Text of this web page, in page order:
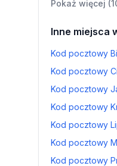
Pokaż więcej
Inne miejsca
Kod pocztowy
Kod pocztowy
Kod pocztowy
Kod pocztowy
Kod pocztowy
Kod pocztowy
Kod pocztowy